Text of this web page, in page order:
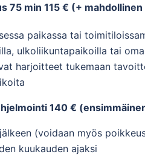
75 min 115 € (+
paikassa tai
ulkoliikuntapaikoilla tai
harjoitteet tukemaan
140 €
(voidaan myös
kuukauden ajaksi